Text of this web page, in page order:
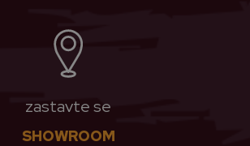
zastavte se
SHOWROOM